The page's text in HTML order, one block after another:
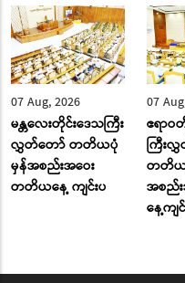
07 Aug, 2026
မန္တလေးတိုင်းဒေသကြီး
လွှတ်တော် တတိယပုံ
မှန်အစည်းအဝေး
တတိယနေ့ ကျင်းပ
07
ဧရာ
ကြီး
တတိယ
အစည်
နေ့ကျ